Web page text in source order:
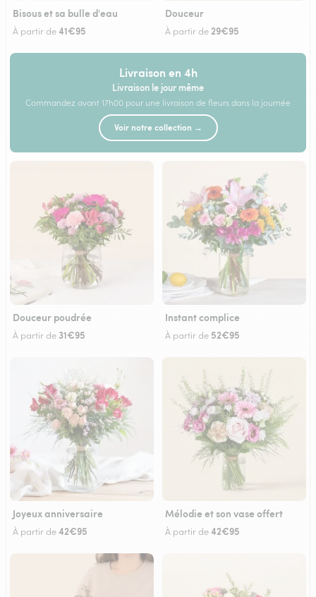
Bisous et sa bulle d'eau
À partir de41€95
Douceur
À partir de 29€95
Livraison en 4h
Livraison le jour même
Commandez avant 17h00 pour une livraison de fleurs dans la journée
Voir notre collection →
Douceur poudrée
À partir de 31€95
Instant complice
À partir de 52€95
Joyeux anniversaire
À partir de42€95
Mélodie et son vase offert
À partir de42€95